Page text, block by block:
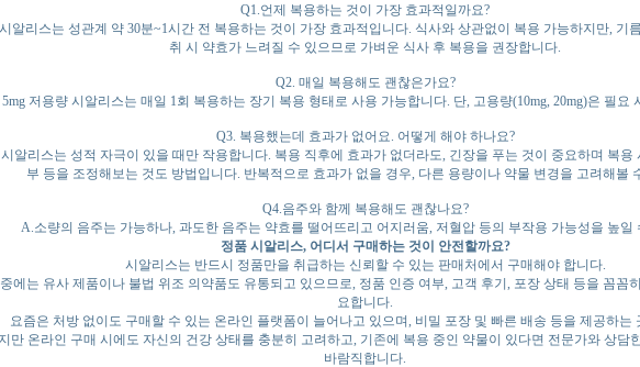
Q1.언제 복용하는 것이 가장 효과적일까요?
알리스는 성관계 약 30분~1시간 전 복용하는 것이 가장 효과적입니다. 식사와 상관없이 복용 가능하지만, 기
취 시 약효가 느려질 수 있으므로 가벼운 식사 후 복용을 권장합니다.
Q2. 매일 복용해도 괜찮은가요?
저용량 시알리스는 매일 1회 복용하는 장기 복용 형태로 사용 가능합니다. 단, 고용량(10mg, 20mg)은 필요
Q3. 복용했는데 효과가 없어요. 어떻게 해야 하나요?
알리스는 성적 자극이 있을 때만 작용합니다. 복용 직후에 효과가 없더라도, 긴장을 푸는 것이 중요하며 복용
부 등을 조정해보는 것도 방법입니다. 반복적으로 효과가 없을 경우, 다른 용량이나 약물 변경을 고려해볼
Q4.음주와 함께 복용해도 괜찮나요?
A.소량의 음주는 가능하나, 과도한 음주는 약효를 떨어뜨리고 어지러움, 저혈압 등의 부작용 가능성을 높일
정품 시알리스, 어디서 구매하는 것이 안전할까요?
시알리스는 반드시 정품만을 취급하는 신뢰할 수 있는 판매처에서 구매해야 합니다.
에는 유사 제품이나 불법 위조 의약품도 유통되고 있으므로, 정품 인증 여부, 고객 후기, 포장 상태 등을 꼼꼼
요합니다.
요즘은 처방 없이도 구매할 수 있는 온라인 플랫폼이 늘어나고 있으며, 비밀 포장 및 빠른 배송 등을 제공하는
만 온라인 구매 시에도 자신의 건강 상태를 충분히 고려하고, 기존에 복용 중인 약물이 있다면 전문가와 상담
바람직합니다.